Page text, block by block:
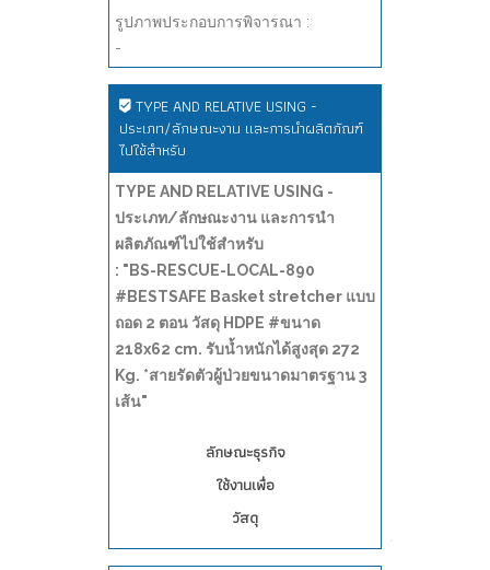
รูปภาพประกอบการพิจารณา :
-
TYPE AND RELATIVE USING -
ประเภท/ลักษณะงาน และการนำผลิตภัณฑ์
ไปใช้สำหรับ
TYPE AND RELATIVE USING -
ประเภท/ลักษณะงาน และการนำ
ผลิตภัณฑ์ไปใช้สำหรับ
: "BS-RESCUE-LOCAL-890
#BESTSAFE Basket stretcher แบบ
ถอด 2 ตอน วัสดุ HDPE #ขนาด
218x62 cm. รับน้ำหนักได้สูงสุด 272
Kg. *สายรัดตัวผู้ป่วยขนาดมาตรฐาน 3
เส้น"
ลักษณะธุรกิจ
ใช้งานเพื่อ
วัสดุ